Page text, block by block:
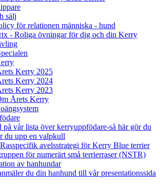
sälj
för relationen människa - hund
- Roliga övningar för dig och din Kerry
Kerry 2025
Kerry 2024
Kerry 2023
Årets Kerry
på vår lista över kerryuppfödare-så här gör du
du upp en valpkull
avelsstrategi för Kerry Blue terrier
för numerärt små terrierraser (NSTR)
av hanhundar
du din hanhund till vår presentationssida